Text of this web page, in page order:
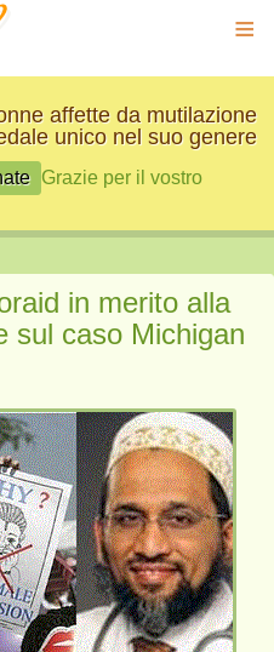
≡
affette da mutilazione
unico nel suo genere
Grazie per il vostro
in merito alla
sul caso Michigan